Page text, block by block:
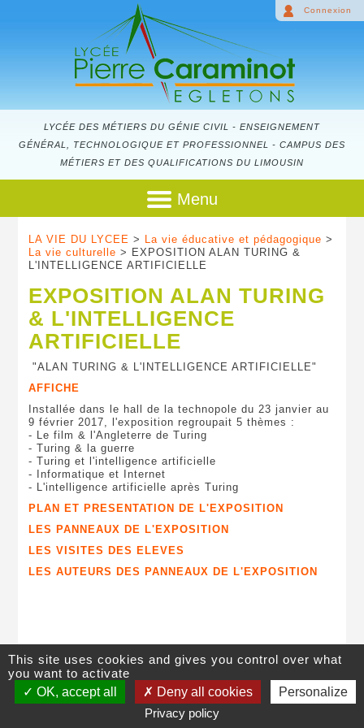
LYCÉE DES MÉTIERS DU GÉNIE CIVIL - ENSEIGNEMENT
GÉNÉRAL, TECHNOLOGIQUE ET PROFESSIONNEL - CAMPUS DES
MÉTIERS ET DES QUALIFICATIONS DU LIMOUSIN
Connexion
Menu
LA VIE DU LYCEE > La vie éducative et pédagogique >
La vie culturelle > EXPOSITION ALAN TURING &
L'INTELLIGENCE ARTIFICIELLE
EXPOSITION ALAN TURING
& L'INTELLIGENCE
ARTIFICIELLE
"ALAN TURING & L'INTELLIGENCE ARTIFICIELLE"
AFFICHE
Installée dans le hall de la technopole du 23 janvier au
9 février 2017, l'exposition regroupait 5 thèmes :
- Le film & l'Angleterre de Turing
- Turing & la guerre
- Turing et l'intelligence artificielle
- Informatique et Internet
- L'intelligence artificielle après Turing
PLAN ET PRESENTATION DE L'EXPOSITION
LES PANNEAUX DE L'EXPOSITION
LES VISITES DES ELEVES
LES AUTEURS DES PANNEAUX DE L'EXPOSITION
©Lycée Pierre Caraminot,28 avenue de Ventadour , 19300Egletons
05 55 93 13 19| Contact|Plan du site|Mentions légales
This site uses cookies and gives you control over what
you want to activate
OK, accept all
Deny all cookies
Personalize
Privacy policy